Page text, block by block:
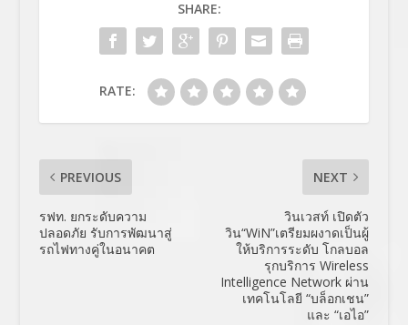
SHARE:
RATE:
PREVIOUS
รฟท. ยกระดับความ
ปลอดภัย รับการพัฒนาสู่
รถไฟทางคู่ในอนาคต
NEXT
วินเวสท์ เปิดตัว
วิน“WiN”เตรียมผงาดเป็นผู้
ให้บริการระดับ โกลบอล
รุกบริการ Wireless
Intelligence Network ผ่าน
เทคโนโลยี “บล็อกเชน”
และ “เอไอ”